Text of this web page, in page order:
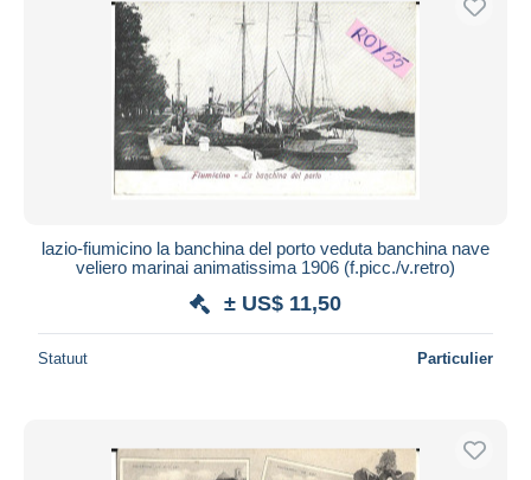
lazio-fiumicino la banchina del porto veduta banchina nave
veliero marinai animatissima 1906 (f.picc./v.retro)
± US$ 11,50
Statuut Particulier